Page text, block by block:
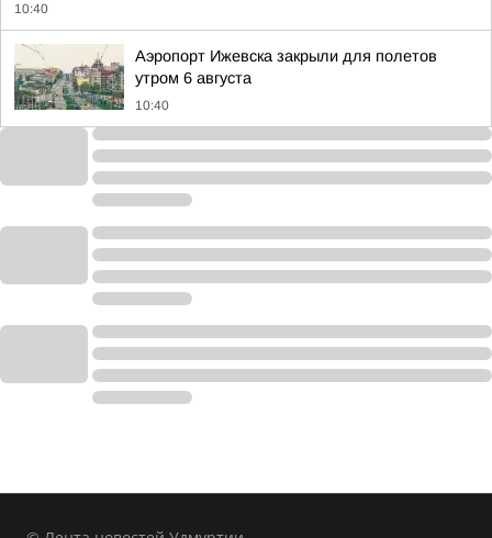
10:40
Аэропорт Ижевска закрыли для полетов
утром 6 августа
10:40